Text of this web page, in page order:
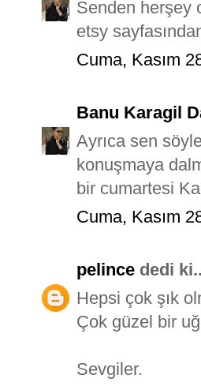
Senden herşey
etsy
Cuma, Kasım
Banu Karagil
Ayrıca sen
konuşmaya
bir cumartesi
Cuma, Kasım
pelince dedi
Hepsi çok şık
Çok güzel bir
Sevgiler.